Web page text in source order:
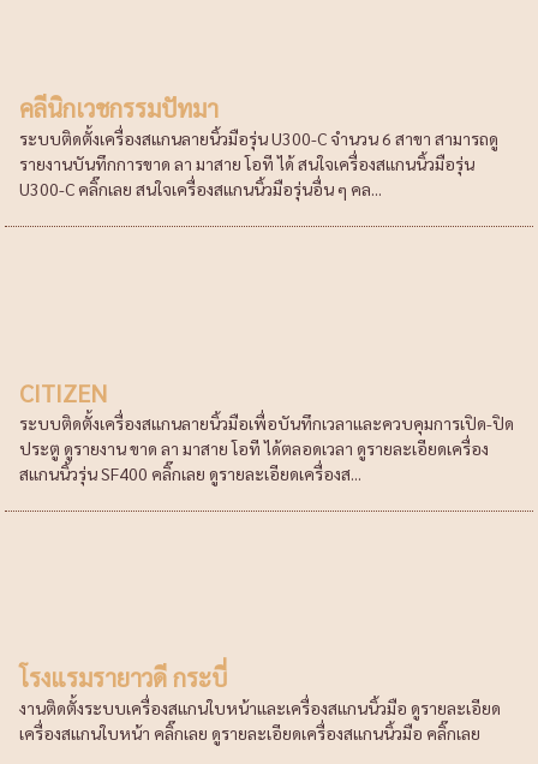
คลีนิกเวชกรรมปัทมา
ระบบติดตั้งเครื่องสแกนลายนิ้วมือรุ่น U300-C จำนวน 6 สาขา สามารถดู
รายงานบันทึกการขาด ลา มาสาย โอที ได้ สนใจเครื่องสแกนนิ้วมือรุ่น
U300-C คลิ๊กเลย สนใจเครื่องสแกนนิ้วมือรุ่นอื่น ๆ คล...
CITIZEN
ระบบติดตั้งเครื่องสแกนลายนิ้วมือเพื่อบันทึกเวลาและควบคุมการเปิด-ปิด
ประตู ดูรายงาน ขาด ลา มาสาย โอที ได้ตลอดเวลา ดูรายละเอียดเครื่อง
สแกนนิ้วรุ่น SF400 คลิ๊กเลย ดูรายละเอียดเครื่องส...
โรงแรมรายาวดี กระบี่
งานติดตั้งระบบเครื่องสแกนใบหน้าและเครื่องสแกนนิ้วมือ ดูรายละเอียด
เครื่องสแกนใบหน้า คลิ๊กเลย ดูรายละเอียดเครื่องสแกนนิ้วมือ คลิ๊กเลย